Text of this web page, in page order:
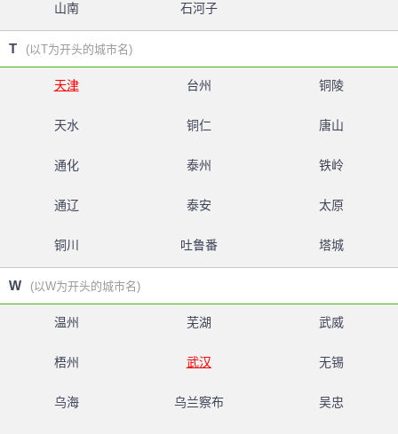
山南 石河子
T (以T为开头的城市名)
天津 台州 铜陵
天水 铜仁 唐山
通化 泰州 铁岭
通辽 泰安 太原
铜川 吐鲁番 塔城
W (以W为开头的城市名)
温州 芜湖 武威
梧州 武汉 无锡
乌海 乌兰察布 吴忠